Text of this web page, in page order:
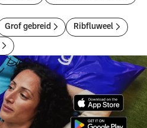
Grof gebreid Ribfluweel